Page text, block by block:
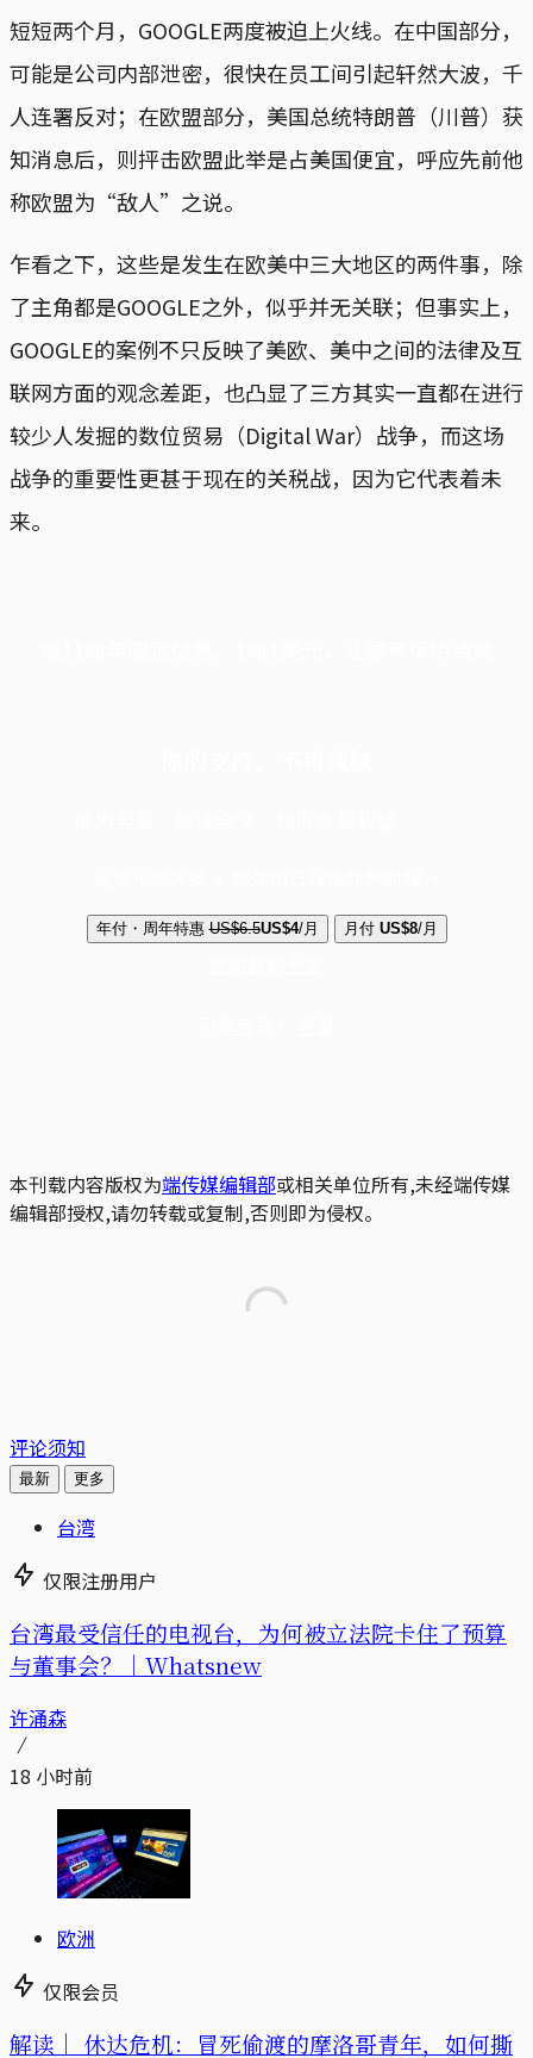
短短两个月，GOOGLE两度被迫上火线。在中国部分，
可能是公司内部泄密，很快在员工间引起轩然大波，千
人连署反对；在欧盟部分，美国总统特朗普（川普）获
知消息后，则抨击欧盟此举是占美国便宜，呼应先前他
称欧盟为“敌人”之说。
乍看之下，这些是发生在欧美中三大地区的两件事，除
了主角都是GOOGLE之外，似乎并无关联；但事实上，
GOOGLE的案例不只反映了美欧、美中之间的法律及互
联网方面的观念差距，也凸显了三方其实一直都在进行
较少人发掘的数位贸易（Digital War）战争，而这场
战争的重要性更甚于现在的关税战，因为它代表着未
来。
年付・周年特惠 US$6.5US$4/月 月付 US$8/月
本刊载内容版权为端传媒编辑部或相关单位所有,未经端传媒
编辑部授权,请勿转载或复制,否则即为侵权。
评论须知
最新 更多
台湾
仅限注册用户
台湾最受信任的电视台，为何被立法院卡住了预算
与董事会？｜Whatsnew
许涌森
18 小时前
欧洲
仅限会员
解读｜ 休达危机：冒死偷渡的摩洛哥青年，如何撕